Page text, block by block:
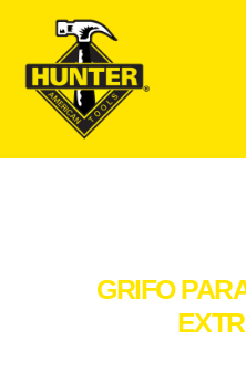
GRIFO